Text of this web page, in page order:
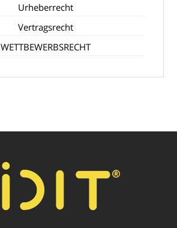
Urheberrecht
Vertragsrecht
WETTBEWERBSRECHT